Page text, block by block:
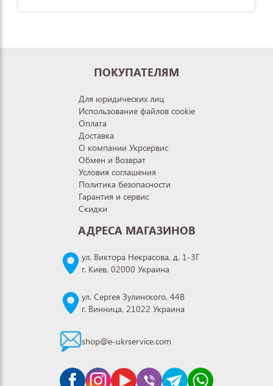
ПОКУПАТЕЛЯМ
Для юридических лиц
Использование файлов cookie
Оплата
Доставка
О компании Укрсервис
Обмен и Возврат
Условия соглашения
Политика безопасности
Гарантия и сервис
Скидки
АДРЕСА МАГАЗИНОВ
ул. Виктора Некрасова, д. 1-3Г
г. Киев, 02000 Украина
ул. Сергея Зулинского, 44В
г. Винница, 21022 Украина
shop@e-ukrservice.com